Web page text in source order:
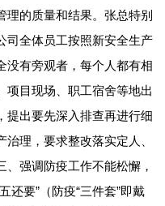
理的质量和结果。张总特别
司全体员工按照新安全生产
没有旁观者，每个人都有相
项目现场、职工宿舍等地出
提出要先深入排查再进行细
理，要求整改落实定人、
强调防疫工作不能松懈，
还要”（防疫“三件套”即戴